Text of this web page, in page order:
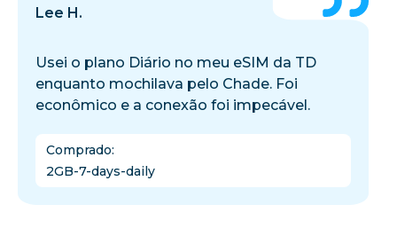
Lee H.
Usei o plano Diário no meu eSIM da TD
enquanto mochilava pelo Chade. Foi
econômico e a conexão foi impecável.
Comprado:
2GB-7-days-daily